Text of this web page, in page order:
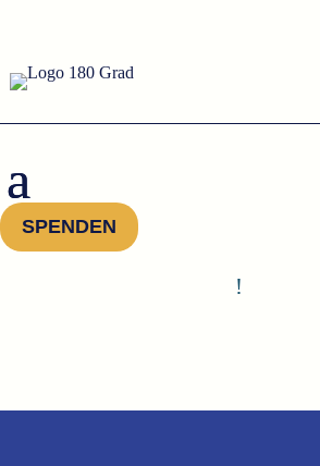
SPENDEN
!